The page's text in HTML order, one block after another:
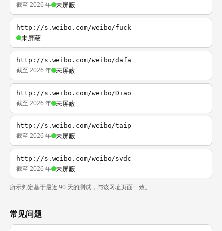
截至 2026 年 未屏蔽
http://s.weibo.com/weibo/fuck
未屏蔽
http://s.weibo.com/weibo/dafa
截至 2026 年 未屏蔽
http://s.weibo.com/weibo/Diao
截至 2026 年 未屏蔽
http://s.weibo.com/weibo/taip
截至 2026 年 未屏蔽
http://s.weibo.com/weibo/svdc
截至 2026 年 未屏蔽
所示判定基于最近 90 天的测试，与该网址页面一致。
常见问题